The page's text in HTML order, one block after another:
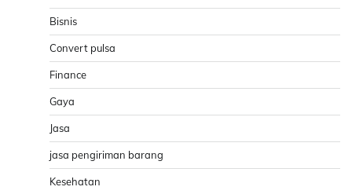
Bisnis
Convert pulsa
Finance
Gaya
Jasa
jasa pengiriman barang
Kesehatan